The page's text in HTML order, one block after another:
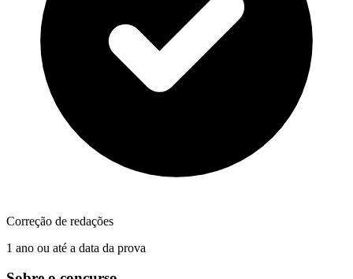
Correção de redações
1 ano ou até a data da prova